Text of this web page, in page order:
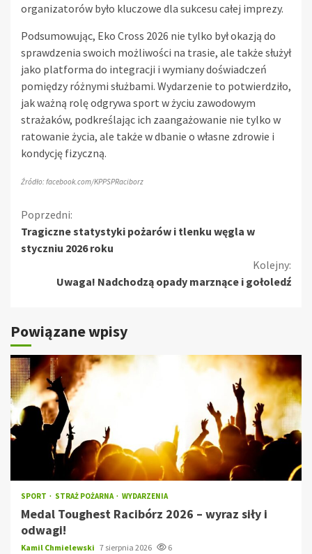
organizatorów było kluczowe dla sukcesu całej imprezy.
Podsumowując, Eko Cross 2026 nie tylko był okazją do
sprawdzenia swoich możliwości na trasie, ale także służył
jako platforma do integracji i wymiany doświadczeń
pomiędzy różnymi służbami. Wydarzenie to potwierdziło,
jak ważną rolę odgrywa sport w życiu zawodowym
strażaków, podkreślając ich zaangażowanie nie tylko w
ratowanie życia, ale także w dbanie o własne zdrowie i
kondycję fizyczną.
Źródło: facebook.com/KPPSPRaciborz
Kontynuuj
czytanie
Poprzedni:
Tragiczne statystyki pożarów i tlenku węgla w
styczniu 2026 roku
Kolejny:
Uwaga! Nadchodzą opady marznące i gołoledź
Powiązane wpisy
SPORT STRAŻ POŻARNA WYDARZENIA
Medal Toughest Racibórz 2026 – wyraz siły i
odwagi!
Kamil Chmielewski 7 sierpnia 2026 6